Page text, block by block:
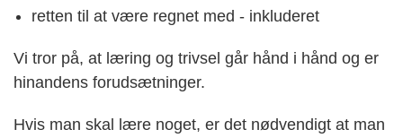
retten til at være regnet med - inkluderet
Vi tror på, at læring og trivsel går hånd i hånd og er
hinandens forudsætninger.
Hvis man skal lære noget, er det nødvendigt at man